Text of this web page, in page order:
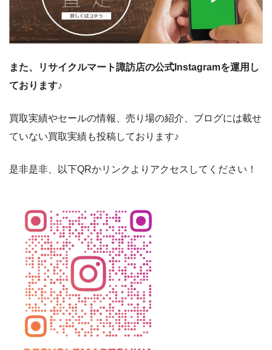
また、リサイクルマート諏訪店の公式Instagramを運用し
ております♪
買取実績やセールの情報、売り場の紹介、ブログには載せ
ていない買取実績も投稿しております♪
是非是非、以下QRかリンクよりアクセスしてください！